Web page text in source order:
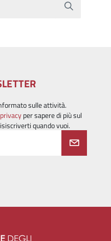
sulle attività.
privacyper sapere di più sul
quando vuoi.